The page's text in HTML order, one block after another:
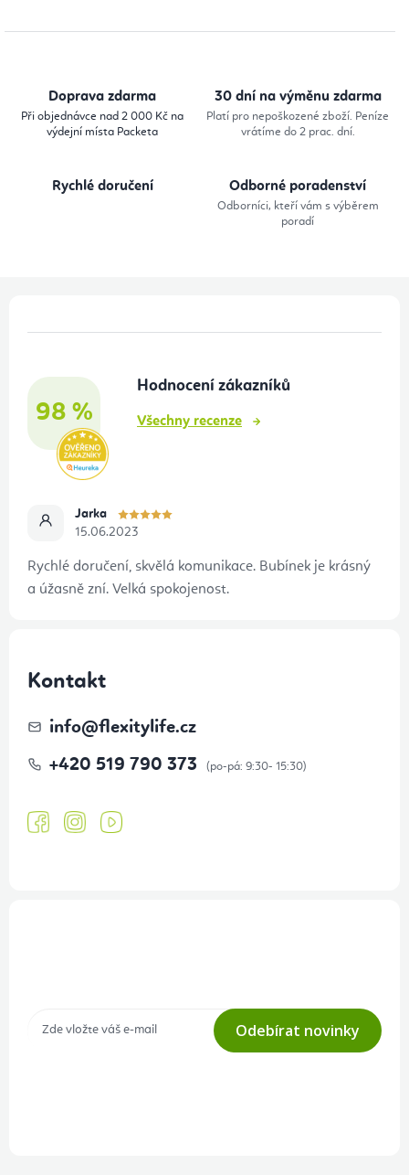
l
d
a
i
s
Doprava zdarma
Při objednávce nad 2 000 Kč na
výdejní místa Packeta
30 dní na výměnu zdarma
Platí pro nepoškozené zboží. Peníze
vrátíme do 2 prac. dní.
Rychlé doručení Odborné poradenství
Odborníci, kteří vám s výběrem
poradí
98 %
Hodnocení zákazníků
Všechny recenze
Jarka
15.06.2023
Rychlé doručení, skvělá komunikace. Bubínek je krásný
a úžasně zní. Velká spokojenost.
Kontakt
info@flexitylife.cz
+420 519 790 373
Odebírat novinky